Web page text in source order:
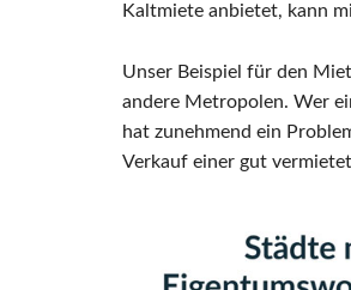
Kaltmiete anbietet, kann
Unser Beispiel für den
andere Metropolen. Wer
hat zunehmend ein
Verkauf einer gut